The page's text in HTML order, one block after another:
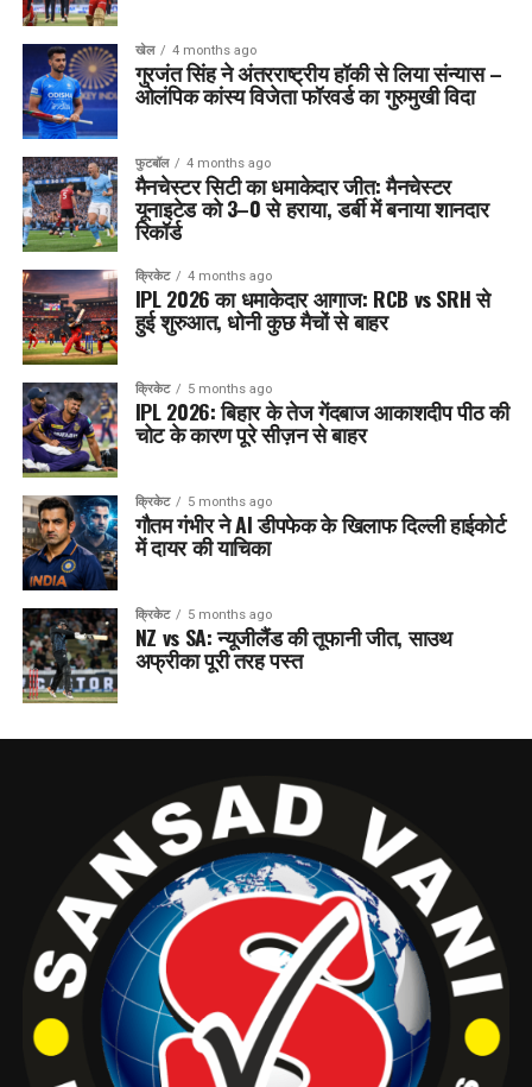
खेल 4 months ago
गुरजंत सिंह ने अंतरराष्ट्रीय हॉकी से लिया संन्यास –
ओलंपिक कांस्य विजेता फॉरवर्ड का गुरुमुखी विदा
फुटबॉल 4 months ago
मैनचेस्टर सिटी का धमाकेदार जीत: मैनचेस्टर
यूनाइटेड को 3–0 से हराया, डर्बी में बनाया शानदार
रिकॉर्ड
क्रिकेट 4 months ago
IPL 2026 का धमाकेदार आगाज: RCB vs SRH से
हुई शुरुआत, धोनी कुछ मैचों से बाहर
क्रिकेट 5 months ago
IPL 2026: बिहार के तेज गेंदबाज आकाशदीप पीठ की
चोट के कारण पूरे सीज़न से बाहर
क्रिकेट 5 months ago
गौतम गंभीर ने AI डीपफेक के खिलाफ दिल्ली हाईकोर्ट
में दायर की याचिका
क्रिकेट 5 months ago
NZ vs SA: न्यूजीलैंड की तूफानी जीत, साउथ
अफ्रीका पूरी तरह पस्त